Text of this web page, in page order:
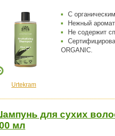
С
Нежный
Не содержит
ORGANIC.
Urtekram
для сухих
мл